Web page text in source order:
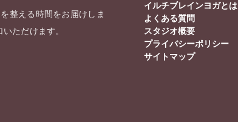
整える時間をお届けしま
ただけます。
イルチブレインヨガとは
よくある質問
スタジオ概要
プライバシーポリシー
サイトマップ